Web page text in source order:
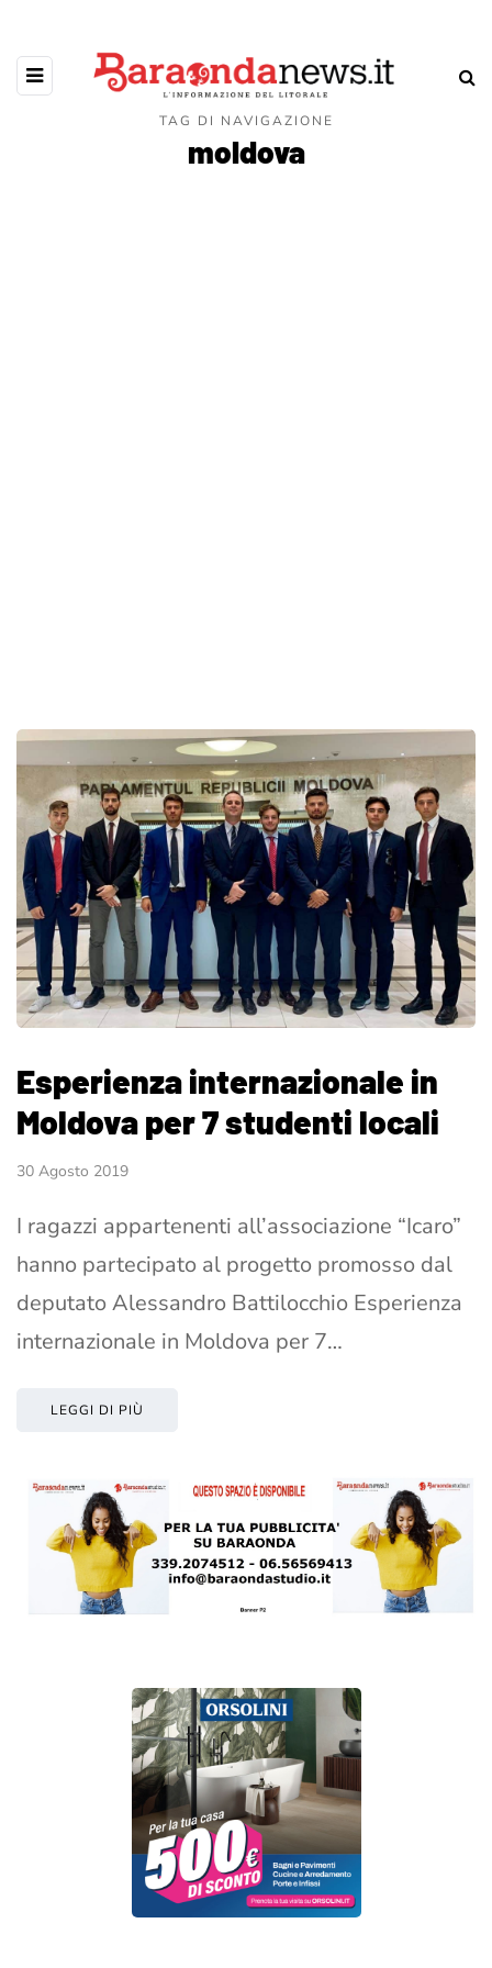
TAG DI NAVIGAZIONE
moldova
Esperienza internazionale in
Moldova per 7 studenti locali
30 Agosto 2019
I ragazzi appartenenti all’associazione “Icaro”
hanno partecipato al progetto promosso dal
deputato Alessandro Battilocchio Esperienza
internazionale in Moldova per 7…
LEGGI DI PIÙ